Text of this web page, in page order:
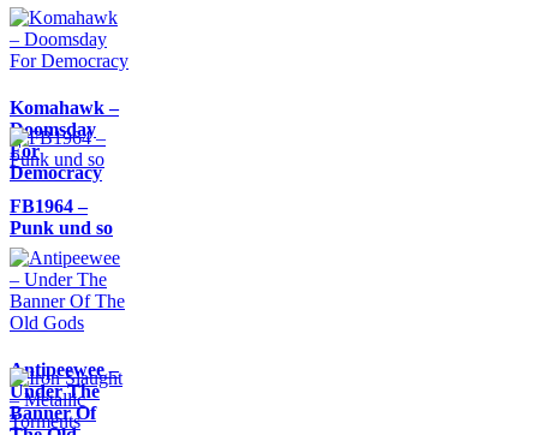
Komahawk –
Doomsday
For
Democracy
FB1964 –
Punk und so
Antipeewee –
Under The
Banner Of